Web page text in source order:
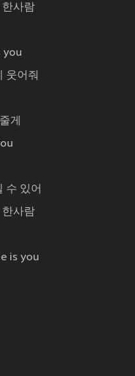
사람
you
웃어줘
게
수 있어
사람
is you